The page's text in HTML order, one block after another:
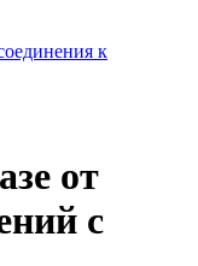
к
от
с